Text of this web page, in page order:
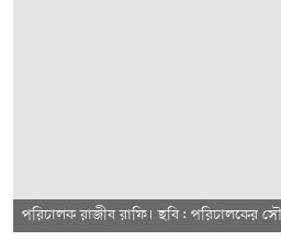
পরিচালক রাজীব রাফি। ছবি: পরিচালকের